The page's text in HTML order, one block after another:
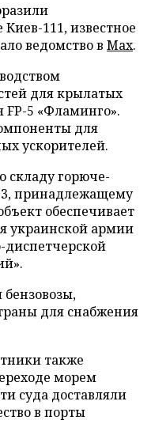
111, известное
ведомство в Max.
для крылатых
FP-5 «Фламинго».
для
ускорителей.
складу горюче-
принадлежащему
обеспечивает
украинской армии
диспетчерской
для снабжения
также
морем
суда доставляли
в порты